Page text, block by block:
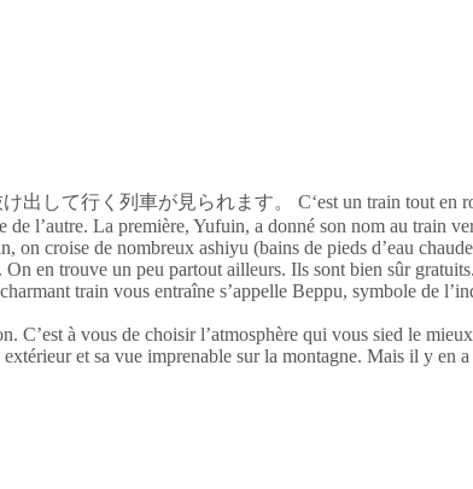
C‘est un train tout en
l’autre. La première, Yufuin, a donné son nom au train
on croise de nombreux ashiyu (bains de pieds d’eau
en trouve un peu partout ailleurs. Ils sont bien sûr
train vous entraîne s’appelle Beppu, symbole de
C’est à vous de choisir l’atmosphère qui vous sied le
et sa vue imprenable sur la montagne. Mais il y en a